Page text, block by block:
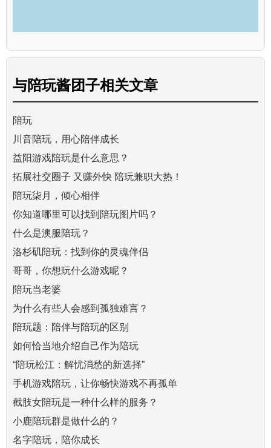
与陪玩酱团子相关文章
陪玩
川音陪玩，用心陪伴成长
益阳游戏陪玩是什么意思？
拓展社交圈子 又赚外快 陪玩兼职大热！
陪玩柒月，倾心相伴
你知道哪里可以找到陪玩图片吗？
什么是澳服陪玩？
洛杉矶陪玩：找到你的灵魂伴侣
哥哥，你想玩什么游戏呢？
陪玩当老婆
为什么有些人会感到孤独难言？
陪玩题：陪伴与陪玩的区别
如何恰当地介绍自己作为陪玩
“陪玩松江：解忧消愁的新选择”
手机游戏陪玩，让你畅快游戏不再孤单
截肢女陪玩是一种什么样的服务？
小鹿陪玩群是做什么的？
名字陪玩，陪你成长